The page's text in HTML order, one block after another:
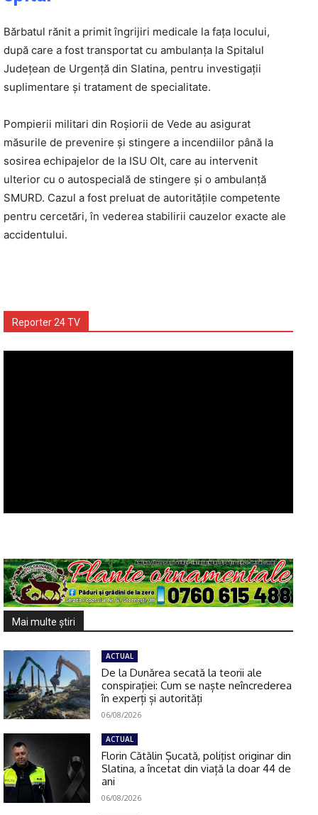
Bărbatul rănit a primit îngrijiri medicale la fața locului,
după care a fost transportat cu ambulanța la Spitalul
Județean de Urgență din Slatina, pentru investigații
suplimentare și tratament de specialitate.
Pompierii militari din Roșiorii de Vede au asigurat
măsurile de prevenire și stingere a incendiilor până la
sosirea echipajelor de la ISU Olt, care au intervenit
ulterior cu o autospecială de stingere și o ambulanță
SMURD. Cazul a fost preluat de autoritățile competente
pentru cercetări, în vederea stabilirii cauzelor exacte ale
accidentului.
Reporter 24 TV
Mai multe ştiri
ACTUAL
De la Dunărea secată la teorii ale
conspirației: Cum se naște neîncrederea
în experți și autorități
06/08/2026
ACTUAL
Florin Cătălin Șucată, poliţist originar din
Slatina, a încetat din viață la doar 44 de
ani
06/08/2026